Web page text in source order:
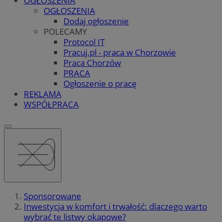
OGŁOSZENIA
Dodaj ogłoszenie
POLECAMY
Protocol IT
Pracuj.pl - praca w Chorzowie
Praca Chorzów
PRACA
Ogłoszenie o pracę
REKLAMA
WSPÓŁPRACA
Sponsorowane
Inwestycja w komfort i trwałość: dlaczego warto
wybrać te listwy okapowe?